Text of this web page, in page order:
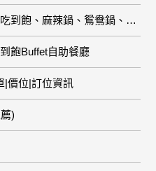
台中火鍋推薦|精選台中火鍋吃到飽、麻辣鍋、鴛鴦鍋、石頭火鍋、酸菜白肉鍋、海鮮鍋、燒酒雞、麻油雞、壽喜燒等熱門人氣火鍋店!
飽Buffet自助餐廳
|價位|訂位資訊
)